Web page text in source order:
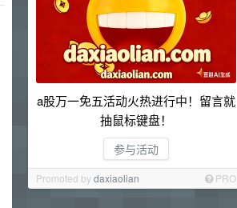
a股万一免五活动火热进行中！留言就
抽鼠标键盘！
参与活动
Promoted bydaxiaolian PRO